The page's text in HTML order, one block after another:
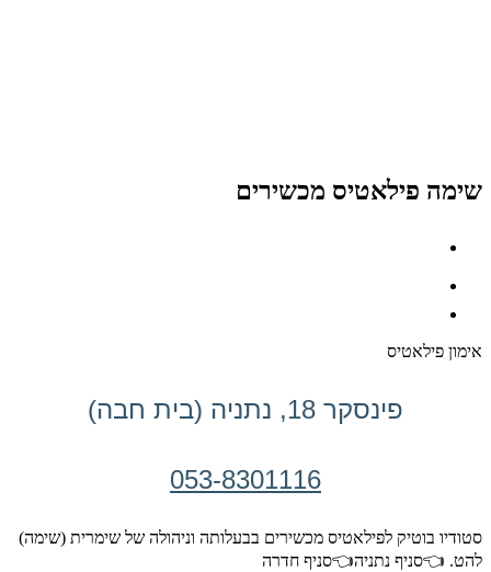
שימה פילאטיס מכשירים
אימון פילאטיס
פינסקר 18, נתניה (בית חבה)
053-8301116
סטודיו בוטיק לפילאטיס מכשירים בבעלותה וניהולה של שימרית (שימה)
להט. 👈סניף נתניה👈סניף חדרה